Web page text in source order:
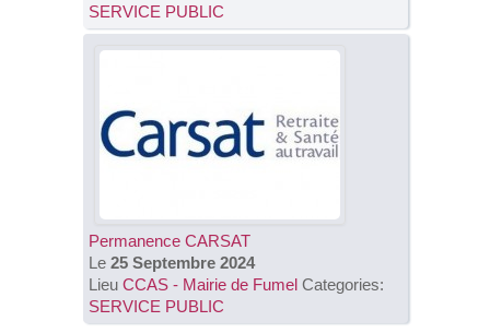
SERVICE PUBLIC
Permanence CARSAT
Le 25 Septembre 2024
Lieu CCAS - Mairie de Fumel Categories:
SERVICE PUBLIC